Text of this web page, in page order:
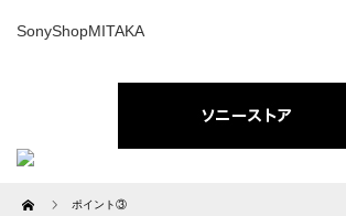
SonyShopMITAKA
Home ポイント③